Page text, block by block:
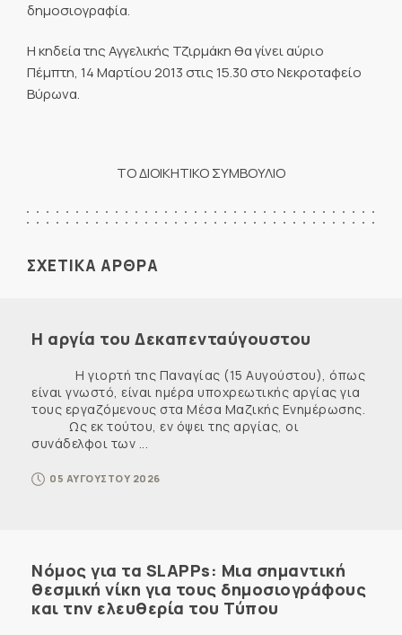
δημοσιογραφία.
Η κηδεία της Αγγελικής Τζιρμάκη θα γίνει αύριο
Πέμπτη, 14 Μαρτίου 2013 στις 15.30 στο Νεκροταφείο
Βύρωνα.
ΤΟ ΔΙΟΙΚΗΤΙΚΟ ΣΥΜΒΟΥΛΙΟ
ΣΧΕΤΙΚΑ ΑΡΘΡΑ
Η αργία του Δεκαπενταύγουστου
Η γιορτή της Παναγίας (15 Αυγούστου), όπως
είναι γνωστό, είναι ημέρα υποχρεωτικής αργίας για
τους εργαζόμενους στα Μέσα Μαζικής Ενημέρωσης.
Ως εκ τούτου, εν όψει της αργίας, οι
συνάδελφοι των ...
05 ΑΥΓΟΥΣΤΟΥ 2026
Νόμος για τα SLAPPs: Μια σημαντική
θεσμική νίκη για τους δημοσιογράφους
και την ελευθερία του Τύπου